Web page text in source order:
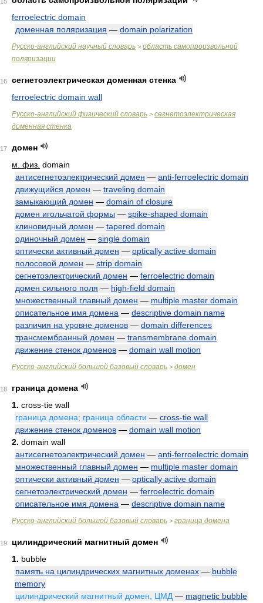
ferroelectric domain
доменная поляризация — domain polarization
Русско-английский научный словарь > область самопроизвольной
поляризации
16
сегнетоэлектрическая доменная стенка
ferroelectric domain wall
Русско-английский физический словарь > сегнетоэлектрическая
доменная стенка
17
домен
м. физ. domain
антисегнетоэлектрический домен — anti-ferroelectric domain
движущийся домен — traveling domain
замыкающий домен — domain of closure
домен игольчатой формы — spike-shaped domain
клиновидный домен — tapered domain
одиночный домен — single domain
оптически активный домен — optically active domain
полосовой домен — strip domain
сегнетоэлектрический домен — ferroelectric domain
домен сильного поля — high-field domain
множественный главный домен — multiple master domain
описательное имя домена — descriptive domain name
различия на уровне доменов — domain differences
трансмембранный домен — transmembrane domain
движение стенок доменов — domain wall motion
Русско-английский большой базовый словарь > домен
18
граница домена
1. cross-tie wall
граница домена; граница области — cross-tie wall
движение стенок доменов — domain wall motion
2. domain wall
антисегнетоэлектрический домен — anti-ferroelectric domain
множественный главный домен — multiple master domain
оптически активный домен — optically active domain
сегнетоэлектрический домен — ferroelectric domain
описательное имя домена — descriptive domain name
Русско-английский большой базовый словарь > граница домена
19
цилиндрический магнитный домен
1. bubble
память на цилиндрических магнитных доменах — bubble
memory
цилиндрический магнитный домен, ЦМД — magnetic bubble